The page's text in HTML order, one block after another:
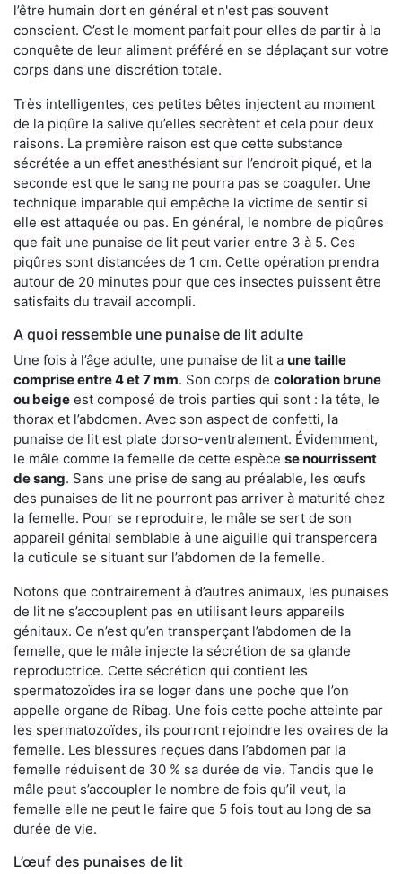
l’être humain dort en général et n'est pas souvent
conscient. C’est le moment parfait pour elles de partir à la
conquête de leur aliment préféré en se déplaçant sur votre
corps dans une discrétion totale.
Très intelligentes, ces petites bêtes injectent au moment
de la piqûre la salive qu’elles secrètent et cela pour deux
raisons. La première raison est que cette substance
sécrétée a un effet anesthésiant sur l’endroit piqué, et la
seconde est que le sang ne pourra pas se coaguler. Une
technique imparable qui empêche la victime de sentir si
elle est attaquée ou pas. En général, le nombre de piqûres
que fait une punaise de lit peut varier entre 3 à 5. Ces
piqûres sont distancées de 1 cm. Cette opération prendra
autour de 20 minutes pour que ces insectes puissent être
satisfaits du travail accompli.
A quoi ressemble une punaise de lit adulte
Une fois à l’âge adulte, une punaise de lit a une taille
comprise entre 4 et 7 mm. Son corps de coloration brune
ou beige est composé de trois parties qui sont : la tête, le
thorax et l’abdomen. Avec son aspect de confetti, la
punaise de lit est plate dorso-ventralement. Évidemment,
le mâle comme la femelle de cette espèce se nourrissent
de sang. Sans une prise de sang au préalable, les œufs
des punaises de lit ne pourront pas arriver à maturité chez
la femelle. Pour se reproduire, le mâle se sert de son
appareil génital semblable à une aiguille qui transpercera
la cuticule se situant sur l’abdomen de la femelle.
Notons que contrairement à d’autres animaux, les punaises
de lit ne s’accouplent pas en utilisant leurs appareils
génitaux. Ce n’est qu’en transperçant l’abdomen de la
femelle, que le mâle injecte la sécrétion de sa glande
reproductrice. Cette sécrétion qui contient les
spermatozoïdes ira se loger dans une poche que l’on
appelle organe de Ribag. Une fois cette poche atteinte par
les spermatozoïdes, ils pourront rejoindre les ovaires de la
femelle. Les blessures reçues dans l’abdomen par la
femelle réduisent de 30 % sa durée de vie. Tandis que le
mâle peut s’accoupler le nombre de fois qu’il veut, la
femelle elle ne peut le faire que 5 fois tout au long de sa
durée de vie.
L’œuf des punaises de lit